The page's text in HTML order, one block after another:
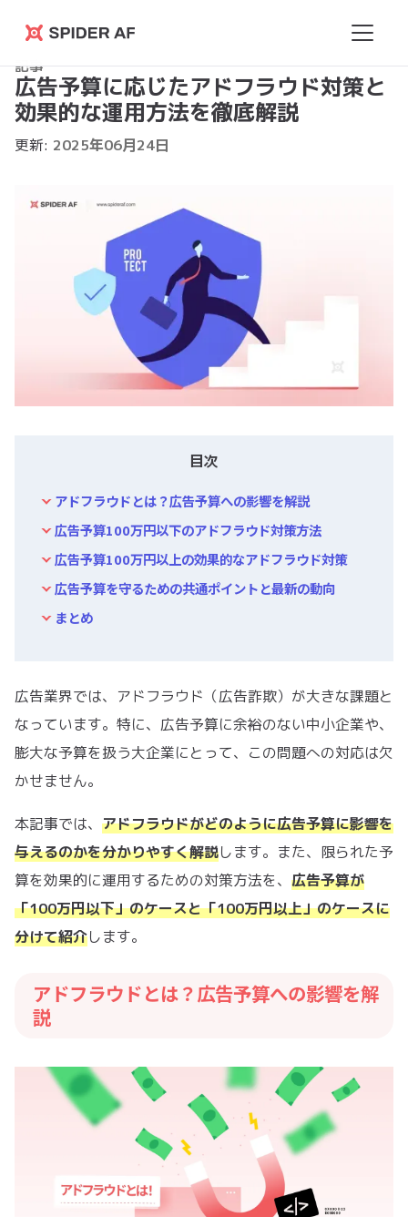
Spider
AF
記事
広告予算に応じたアドフラウド対策と
効果的な運用方法を徹底解説
更新: 2025年06月24日
目次
アドフラウドとは？広告予算への影響を解説
広告予算100万円以下のアドフラウド対策方法
広告予算100万円以上の効果的なアドフラウド対策
広告予算を守るための共通ポイントと最新の動向
まとめ
広告業界では、アドフラウド（広告詐欺）が大きな課題と
なっています。特に、広告予算に余裕のない中小企業や、
膨大な予算を扱う大企業にとって、この問題への対応は欠
かせません。
本記事では、 アドフラウドがどのように広告予算に影響を
与えるのかを分かりやすく解説します。また、限られた予
算を効果的に運用するための対策方法を、 広告予算が
「100万円以下」のケースと「100万円以上」のケースに
分けて紹介します。
アドフラウドとは？広告予算への影響を解
説